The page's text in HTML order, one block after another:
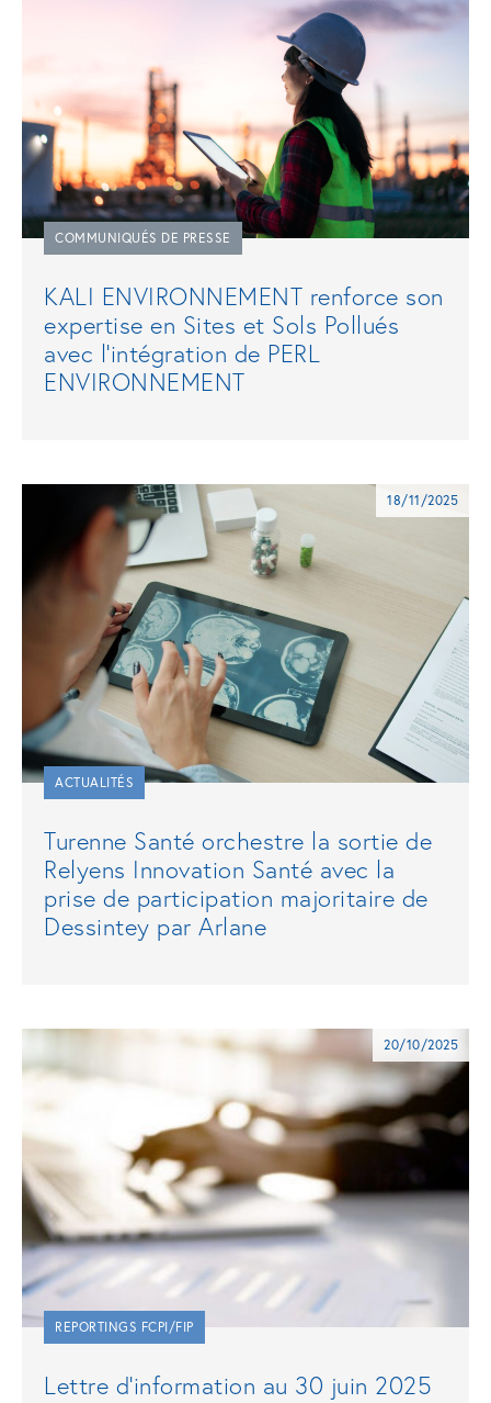
COMMUNIQUÉS DE PRESSE
KALI ENVIRONNEMENT renforce son
expertise en Sites et Sols Pollués
avec l’intégration de PERL
ENVIRONNEMENT
18/11/2025
ACTUALITÉS
Turenne Santé orchestre la sortie de
Relyens Innovation Santé avec la
prise de participation majoritaire de
Dessintey par Arlane
20/10/2025
REPORTINGS FCPI/FIP
Lettre d’information au 30 juin 2025